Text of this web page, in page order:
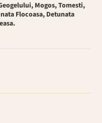
Mogos, Tomesti,
Flocoasa, Detunata